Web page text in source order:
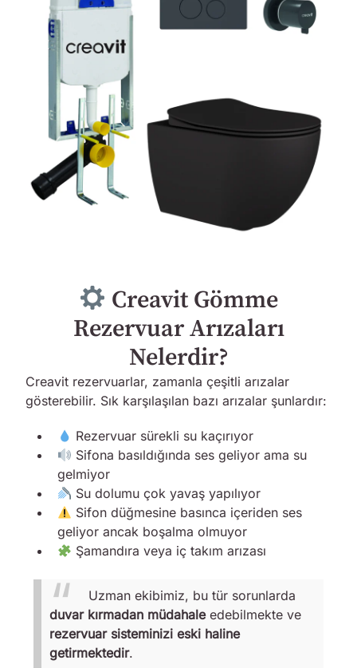
Creavit Gömme
Rezervuar Arızaları
Nelerdir?
Creavit rezervuarlar, zamanla çeşitli arızalar
gösterebilir. Sık karşılaşılan bazı arızalar şunlardır:
Rezervuar sürekli su kaçırıyor
Sifona basıldığında ses geliyor ama su
gelmiyor
Su dolumu çok yavaş yapılıyor
Sifon düğmesine basınca içeriden ses
geliyor ancak boşalma olmuyor
Şamandıra veya iç takım arızası
Uzman ekibimiz, bu tür sorunlarda
duvar kırmadan müdahaleedebilmekte ve
rezervuar sisteminizi eski haline
getirmektedir.